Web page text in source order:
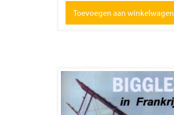
Toevoegen aan winkelwagen